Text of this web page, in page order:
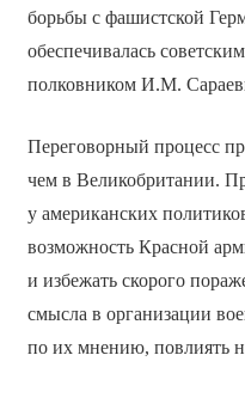
борьбы с фашистской
обеспечивалась
полковником И.М.
Переговорный процесс
чем в Великобритании.
у американских
возможность Красной
и избежать скорого
смысла в организации
по их мнению, повлиять